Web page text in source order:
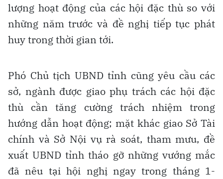
lượng hoạt động của các hội đặc thù so với
những năm trước và đề nghị tiếp tục phát
huy trong thời gian tới.
Phó Chủ tịch UBND tỉnh cũng yêu cầu các
sở, ngành được giao phụ trách các hội đặc
thù cần tăng cường trách nhiệm trong
hướng dẫn hoạt động; mặt khác giao Sở Tài
chính và Sở Nội vụ rà soát, tham mưu, đề
xuất UBND tỉnh tháo gỡ những vướng mắc
đã nêu tại hội nghị ngay trong tháng 1-